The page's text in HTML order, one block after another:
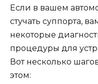
Если в вашем
стучать суппорта,
некоторые
процедуры для
Вот несколько
этом: